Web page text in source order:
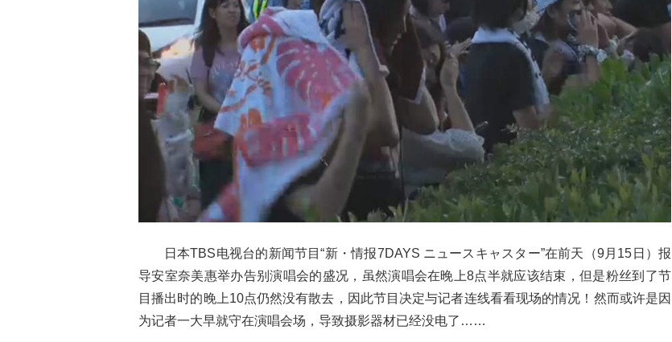
日本TBS电视台的新闻节目“新・情报7DAYS ニュースキャスター”在前天（9月15日）报
导安室奈美惠举办告别演唱会的盛况，虽然演唱会在晚上8点半就应该结束，但是粉丝到了节
目播出时的晚上10点仍然没有散去，因此节目决定与记者连线看看现场的情况！然而或许是因
为记者一大早就守在演唱会场，导致摄影器材已经没电了……